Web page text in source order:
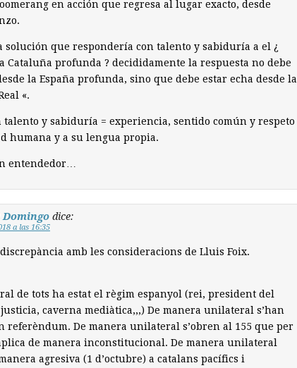
en acción que regresa al lugar exacto, desde
solución que respondería con talento y sabiduría a el ¿
Cataluña profunda ? decididamente la respuesta no debe
la España profunda, sino que debe estar echa desde la
«.
talento y sabiduría = experiencia, sentido común y respeto
humana y a su lengua propia.
entendedor…
dice:
a las 16:35
amb les consideracions de Lluis Foix.
de tots ha estat el règim espanyol (rei, president del
caverna mediàtica,,,) De manera unilateral s’han
referèndum. De manera unilateral s’obren al 155 que per
de manera inconstitucional. De manera unilateral
agresiva (1 d’octubre) a catalans pacífics i